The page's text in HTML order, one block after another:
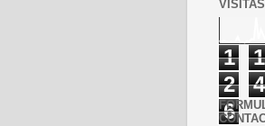
VISITAS
1 1
2
4
6